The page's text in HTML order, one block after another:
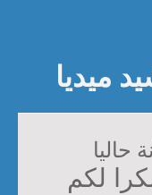
حاليا
لكم